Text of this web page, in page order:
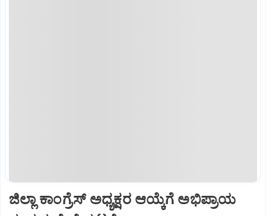
ಜಿಲ್ಲಾ ಕಾಂಗ್ರೆಸ್ ಅಧ್ಯಕ್ಷರ ಆಯ್ಕೆಗೆ ಅಭಿಪ್ರಾಯ